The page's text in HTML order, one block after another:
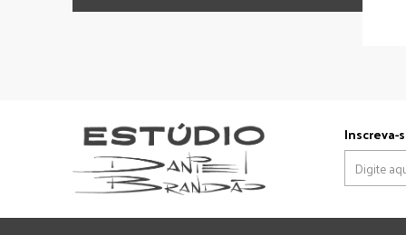
Inscreva-